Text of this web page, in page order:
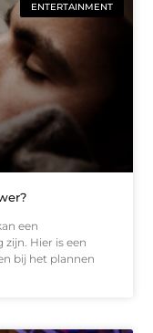
ENTERTAINMENT
een
Hier is een
bij het plannen